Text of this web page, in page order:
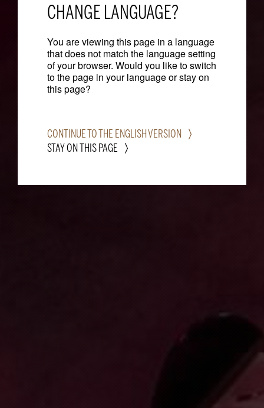
CHANGE LANGUAGE?
You are viewing this page in a language
that does not match the language setting
of your browser. Would you like to switch
to the page in your language or stay on
this page?
CONTINUE TO THE ENGLISH VERSION
STAY ON THIS PAGE